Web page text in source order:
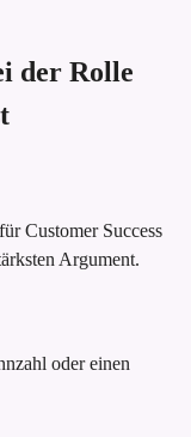
der Rolle
Customer Success
Argument.
oder einen